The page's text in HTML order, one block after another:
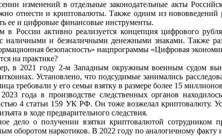
изменений в отдельные законодательные акты
отнести и криптовалюты.Также одним из нововведений
ее и цифровые финансовые инструменты.
в России активно реализуется концепция цифрового
с наличными и безналичными денежными знаками. Также
безопасность» нацпрограммы «Цифровая
на практике?
в 2021 году 2-м Западным окружным военным судом
Установлено, что подсудимые занимались
требовали у его семьи взятку в размере более 15
2023 года в производстве следственных органов
4 статьи 159 УК РФ. Он тоже возжелал криптовалюту.
изъята в ходе предварительного следствия.
дело о получении взятки криптовалютой сотрудником
оборотом наркотиков. В 2022 году по аналогичному факту